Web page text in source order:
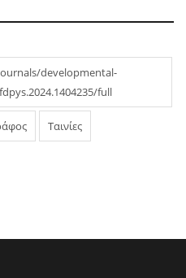
developmental-
full
Ταινίες